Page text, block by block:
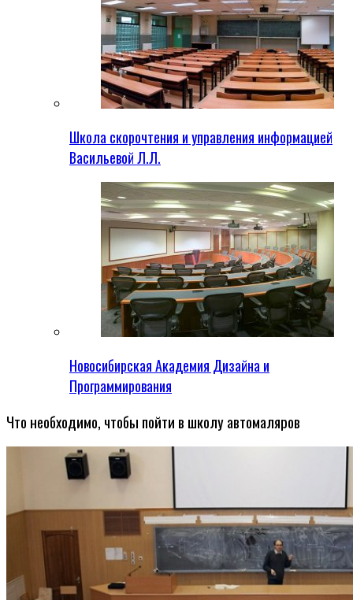
Школа скорочтения и управления информацией
Васильевой Л.Л.
Новосибирская Академия Дизайна и
Программирования
Что необходимо, чтобы пойти в школу автомаляров